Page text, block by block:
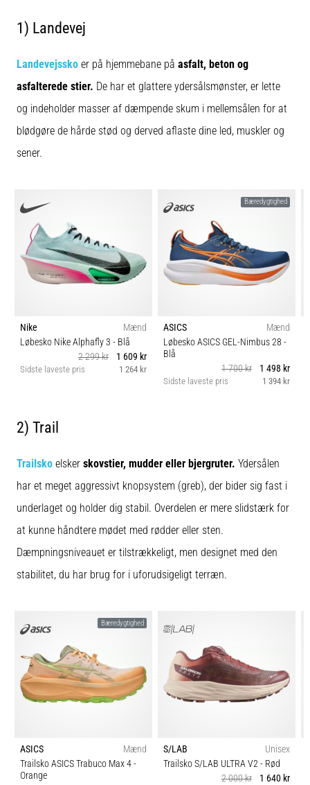
1) Landevej
Landevejssko er på hjemmebane på asfalt, beton og
asfalterede stier. De har et glattere ydersålsmønster, er lette
og indeholder masser af dæmpende skum i mellemsålen for at
blødgøre de hårde stød og derved aflaste dine led, muskler og
sener.
Nike
Mænd
Løbesko Nike Alphafly 3 - Blå
2 299 kr
1 609 kr
Sidste laveste pris 1 264 kr
Bæredygtighed
ASICS
Mænd
Løbesko ASICS GEL-Nimbus 28 -
Blå
1 700 kr
1 498 kr
Sidste laveste pris 1 394 kr
2) Trail
Trailsko elsker skovstier, mudder eller bjergruter. Ydersålen
har et meget aggressivt knopsystem (greb), der bider sig fast i
underlaget og holder dig stabil. Overdelen er mere slidstærk for
at kunne håndtere mødet med rødder eller sten.
Dæmpningsniveauet er tilstrækkeligt, men designet med den
stabilitet, du har brug for i uforudsigeligt terræn.
Bæredygtighed
ASICS
Mænd
Trailsko ASICS Trabuco Max 4-
Orange
S/LAB
Unisex
Trailsko S/LAB ULTRA V2- Rød
2 000 kr
1 640 kr